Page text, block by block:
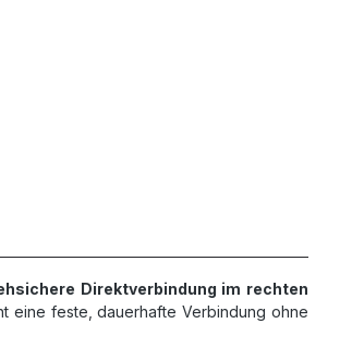
Direktverbindung im rechten
eine feste, dauerhafte Verbindung ohne